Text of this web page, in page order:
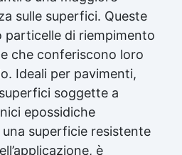
sulle superfici. Queste
di riempimento
che conferiscono loro
Ideali per pavimenti,
soggette a
epossidiche
superficie resistente
è